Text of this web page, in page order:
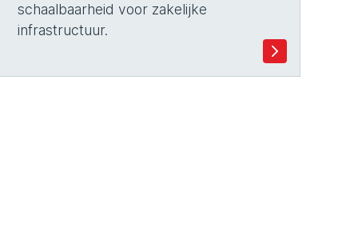
schaalbaarheid voor zakelijke
infrastructuur.